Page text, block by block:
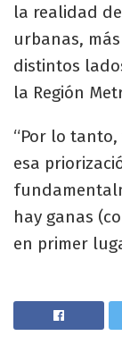
la realidad
urbanas,
distintos
la Región
“Por lo
esa
hay ganas
en primer